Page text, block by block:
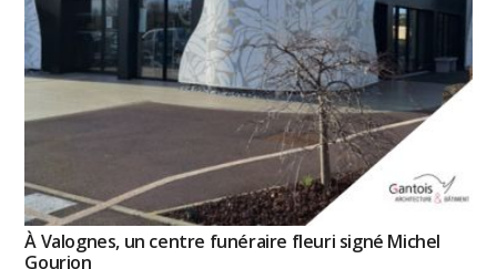
À Valognes, un centre funéraire fleuri signé Michel
Gourion